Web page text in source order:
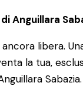
Anguillara
libera.
la tua,